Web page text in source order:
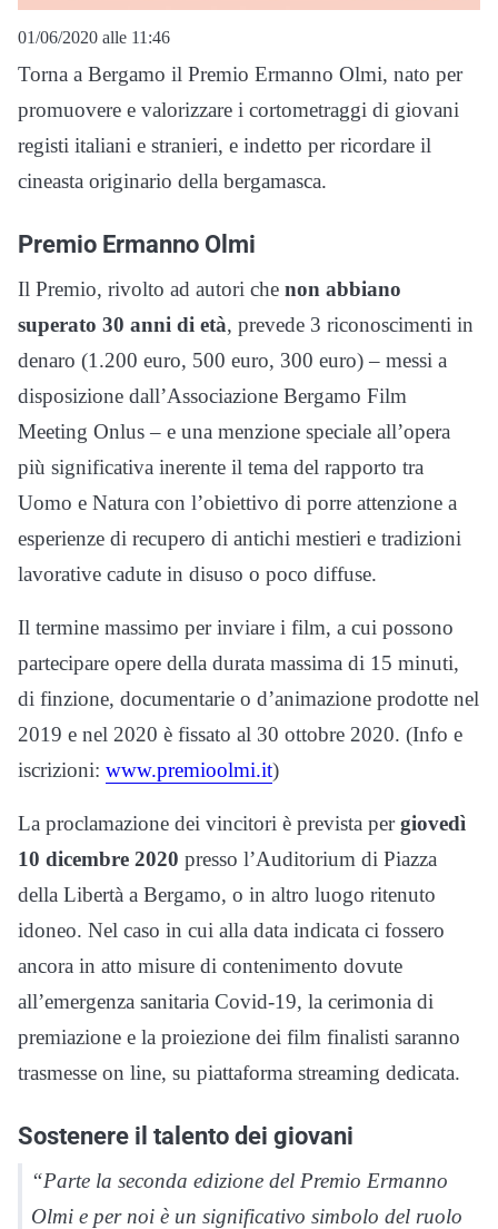
01/06/2020 alle 11:46
Torna a Bergamo il Premio Ermanno Olmi, nato per
promuovere e valorizzare i cortometraggi di giovani
registi italiani e stranieri, e indetto per ricordare il
cineasta originario della bergamasca.
Premio Ermanno Olmi
Il Premio, rivolto ad autori che non abbiano
superato 30 anni di età, prevede 3 riconoscimenti in
denaro (1.200 euro, 500 euro, 300 euro) – messi a
disposizione dall’Associazione Bergamo Film
Meeting Onlus – e una menzione speciale all’opera
più significativa inerente il tema del rapporto tra
Uomo e Natura con l’obiettivo di porre attenzione a
esperienze di recupero di antichi mestieri e tradizioni
lavorative cadute in disuso o poco diffuse.
Il termine massimo per inviare i film, a cui possono
partecipare opere della durata massima di 15 minuti,
di finzione, documentarie o d’animazione prodotte nel
2019 e nel 2020 è fissato al 30 ottobre 2020. (Info e
iscrizioni: www.premioolmi.it)
La proclamazione dei vincitori è prevista pergiovedì
10 dicembre 2020 presso l’Auditorium di Piazza
della Libertà a Bergamo, o in altro luogo ritenuto
idoneo. Nel caso in cui alla data indicata ci fossero
ancora in atto misure di contenimento dovute
all’emergenza sanitaria Covid-19, la cerimonia di
premiazione e la proiezione dei film finalisti saranno
trasmesse on line, su piattaforma streaming dedicata.
Sostenere il talento dei giovani
“Parte la seconda edizione del Premio Ermanno
Olmi e per noi è un significativo simbolo del ruolo